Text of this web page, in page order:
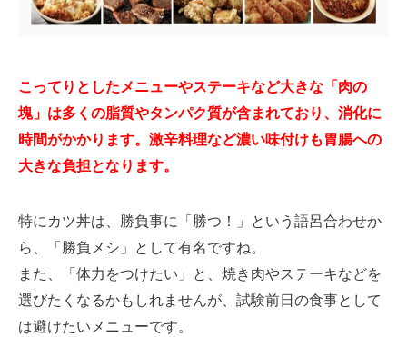
こってりとしたメニューやステーキなど大きな「肉の
塊」は多くの脂質やタンパク質が含まれており、消化に
時間がかかります。激辛料理など濃い味付けも胃腸への
大きな負担となります。
特にカツ丼は、勝負事に「勝つ！」という語呂合わせか
ら、「勝負メシ」として有名ですね。
また、「体力をつけたい」と、焼き肉やステーキなどを
選びたくなるかもしれませんが、試験前日の食事として
は避けたいメニューです。